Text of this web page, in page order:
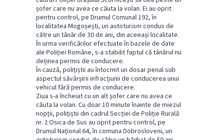
șofer care nu avea ce căuta la volan. Ei au oprit
pentru control, pe Drumul Comunal 192, în
localitatea Mogoșești, un autoturism condus de
către un tânăr de 30 de ani, din aceeași localitate.
În urma verificărilor efectuate în bazele de date
ale Poliției Române, s-a stabilit faptul că tânărul nu
deținea permis de conducere.
În cauză, polițiștii au întocmit un dosar penal sub
aspectul săvârșirii infracțiunii de conducerea unui
vehicul fără permis de conducere.
Ziua s-a încheiat cu un alt șofer care nu avea ce
căuta la volan. Cu doar 10 minute înainte de miezul
nopții, polițiștii din cadrul Secției de Poliție Rurală
nr. 2 Osica de Sus au oprit pentru control, pe
Drumul Național 64, în comuna Dobrosloveni, un